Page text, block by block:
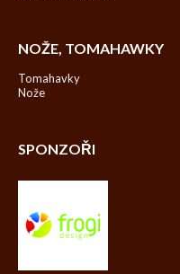
NOŽE, TOMAHAWKY
Tomahavky
Nože
SPONZOŘI